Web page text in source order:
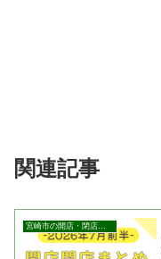
関連記事
宮崎市の開店・閉店まとめ